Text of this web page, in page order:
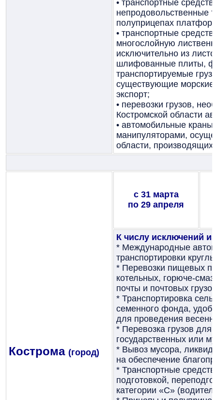
• транспортные
непродовольственные
полуприцепах
• транспортные
многослойную
исключительно из
шлифованные плиты,
транспортируемые
существующие морские
экспорт;
• перевозки грузов,
Костромской области
• автомобильные
манипуляторами,
области,
Кострома (город)
с 31 марта
по 29 апреля
К числу исключений
* Международные
транспортировки
* Перевозки пищевых
котельных, горюче-
почты и почтовых
* Транспортировка
семенного фонда,
для проведения
* Перевозка грузов
государственных или
* Вывоз мусора,
на обеспечение
* Транспортные
подготовкой,
категории «C»